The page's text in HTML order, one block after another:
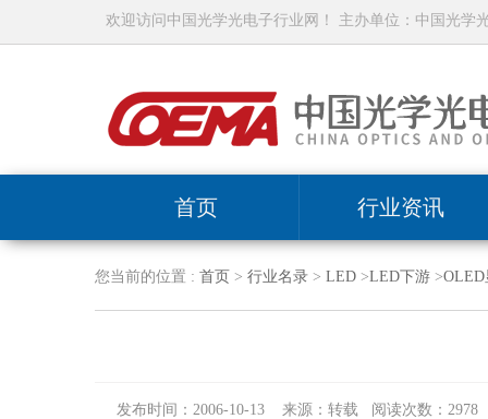
欢迎访问中国光学光电子行业网！ 主办单位：中国光学
首页 行业资讯
您当前的位置 : 首页 > 行业名录> LED>LED下游>OLED
发布时间：2006-10-13 来源：转载 阅读次数：2978